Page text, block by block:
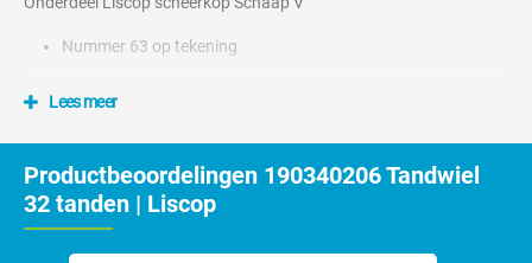
Nummer 63 op tekening
Lees meer
Productbeoordelingen 190340206 Tandwiel
32 tanden | Liscop